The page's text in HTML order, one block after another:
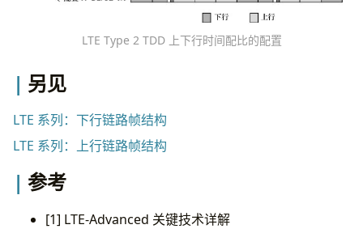
LTE Type 2 TDD 上下行时间配比的配置
另见
LTE 系列：下行链路帧结构
LTE 系列：上行链路帧结构
参考
[1] LTE-Advanced 关键技术详解